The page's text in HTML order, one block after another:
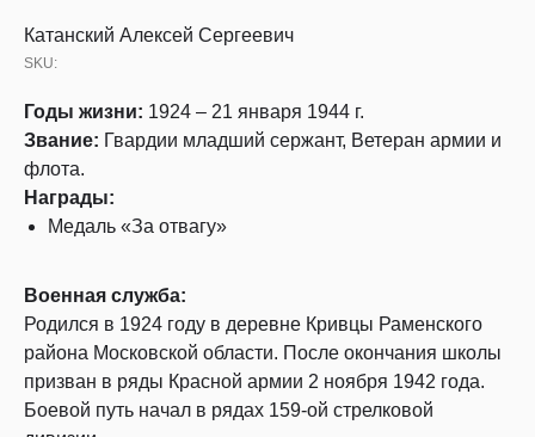
Катанский Алексей Сергеевич
SKU:
Годы жизни: 1924 – 21 января 1944 г.
Звание: Гвардии младший сержант, Ветеран армии и
флота.
Награды:
Медаль «За отвагу»
Военная служба:
Родился в 1924 году в деревне Кривцы Раменского
района Московской области. После окончания школы
призван в ряды Красной армии 2 ноября 1942 года.
Боевой путь начал в рядах 159-ой стрелковой